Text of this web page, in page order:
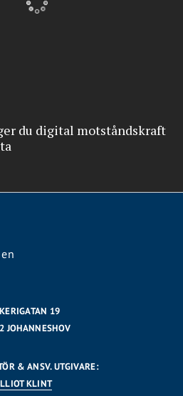
du digital motståndskraft
19
JOHANNESHOV
& ANSV. UTGIVARE:
KLINT